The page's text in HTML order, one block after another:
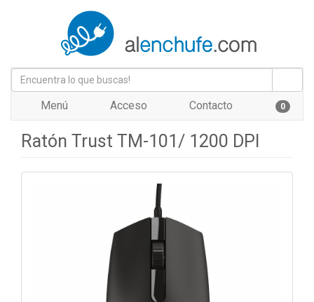
Menú Acceso Contacto 0
Ratón Trust TM-101/ 1200 DPI